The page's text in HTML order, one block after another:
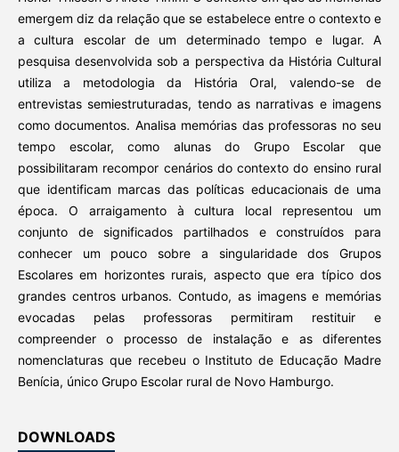
emergem diz da relação que se estabelece entre o contexto e
a cultura escolar de um determinado tempo e lugar. A
pesquisa desenvolvida sob a perspectiva da História Cultural
utiliza a metodologia da História Oral, valendo-se de
entrevistas semiestruturadas, tendo as narrativas e imagens
como documentos. Analisa memórias das professoras no seu
tempo escolar, como alunas do Grupo Escolar que
possibilitaram recompor cenários do contexto do ensino rural
que identificam marcas das políticas educacionais de uma
época. O arraigamento à cultura local representou um
conjunto de significados partilhados e construídos para
conhecer um pouco sobre a singularidade dos Grupos
Escolares em horizontes rurais, aspecto que era típico dos
grandes centros urbanos. Contudo, as imagens e memórias
evocadas pelas professoras permitiram restituir e
compreender o processo de instalação e as diferentes
nomenclaturas que recebeu o Instituto de Educação Madre
Benícia, único Grupo Escolar rural de Novo Hamburgo.
DOWNLOADS